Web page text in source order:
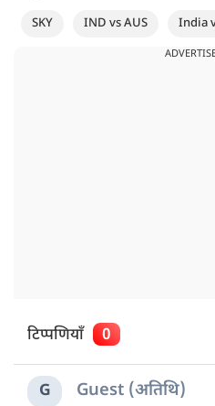
SKY IND vs AUS India
टिप्पणियाँ 0
G Guest (अतिथि)